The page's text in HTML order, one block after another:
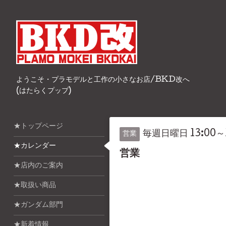
ようこそ・プラモデルと工作の小さなお店/BKD改へ
(はたらくプップ)
営業 毎週日曜日 13:00
営業
★トップページ
★カレンダー
★店内のご案内
★取扱い商品
★ガンダム部門